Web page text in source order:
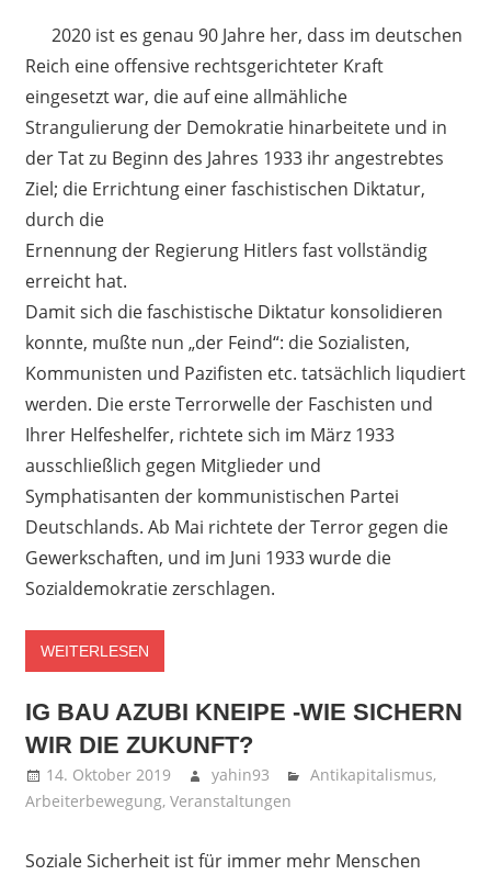
2020 ist es genau 90 Jahre her, dass im deutschen
Reich eine offensive rechtsgerichteter Kraft
eingesetzt war, die auf eine allmähliche
Strangulierung der Demokratie hinarbeitete und in
der Tat zu Beginn des Jahres 1933 ihr angestrebtes
Ziel; die Errichtung einer faschistischen Diktatur,
durch die
Ernennung der Regierung Hitlers fast vollständig
erreicht hat.
Damit sich die faschistische Diktatur konsolidieren
konnte, mußte nun „der Feind“: die Sozialisten,
Kommunisten und Pazifisten etc. tatsächlich liqudiert
werden. Die erste Terrorwelle der Faschisten und
Ihrer Helfeshelfer, richtete sich im März 1933
ausschließlich gegen Mitglieder und
Symphatisanten der kommunistischen Partei
Deutschlands. Ab Mai richtete der Terror gegen die
Gewerkschaften, und im Juni 1933 wurde die
Sozialdemokratie zerschlagen.
WEITERLESEN
IG BAU AZUBI KNEIPE -WIE SICHERN
WIR DIE ZUKUNFT?
14. Oktober 2019 yahin93 Antikapitalismus,
Arbeiterbewegung, Veranstaltungen
Soziale Sicherheit ist für immer mehr Menschen